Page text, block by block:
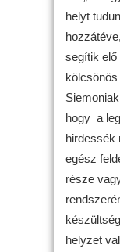
helyt
segítik elő
kölcsönös
hogy a
hirdessék
egész
része
helyzet